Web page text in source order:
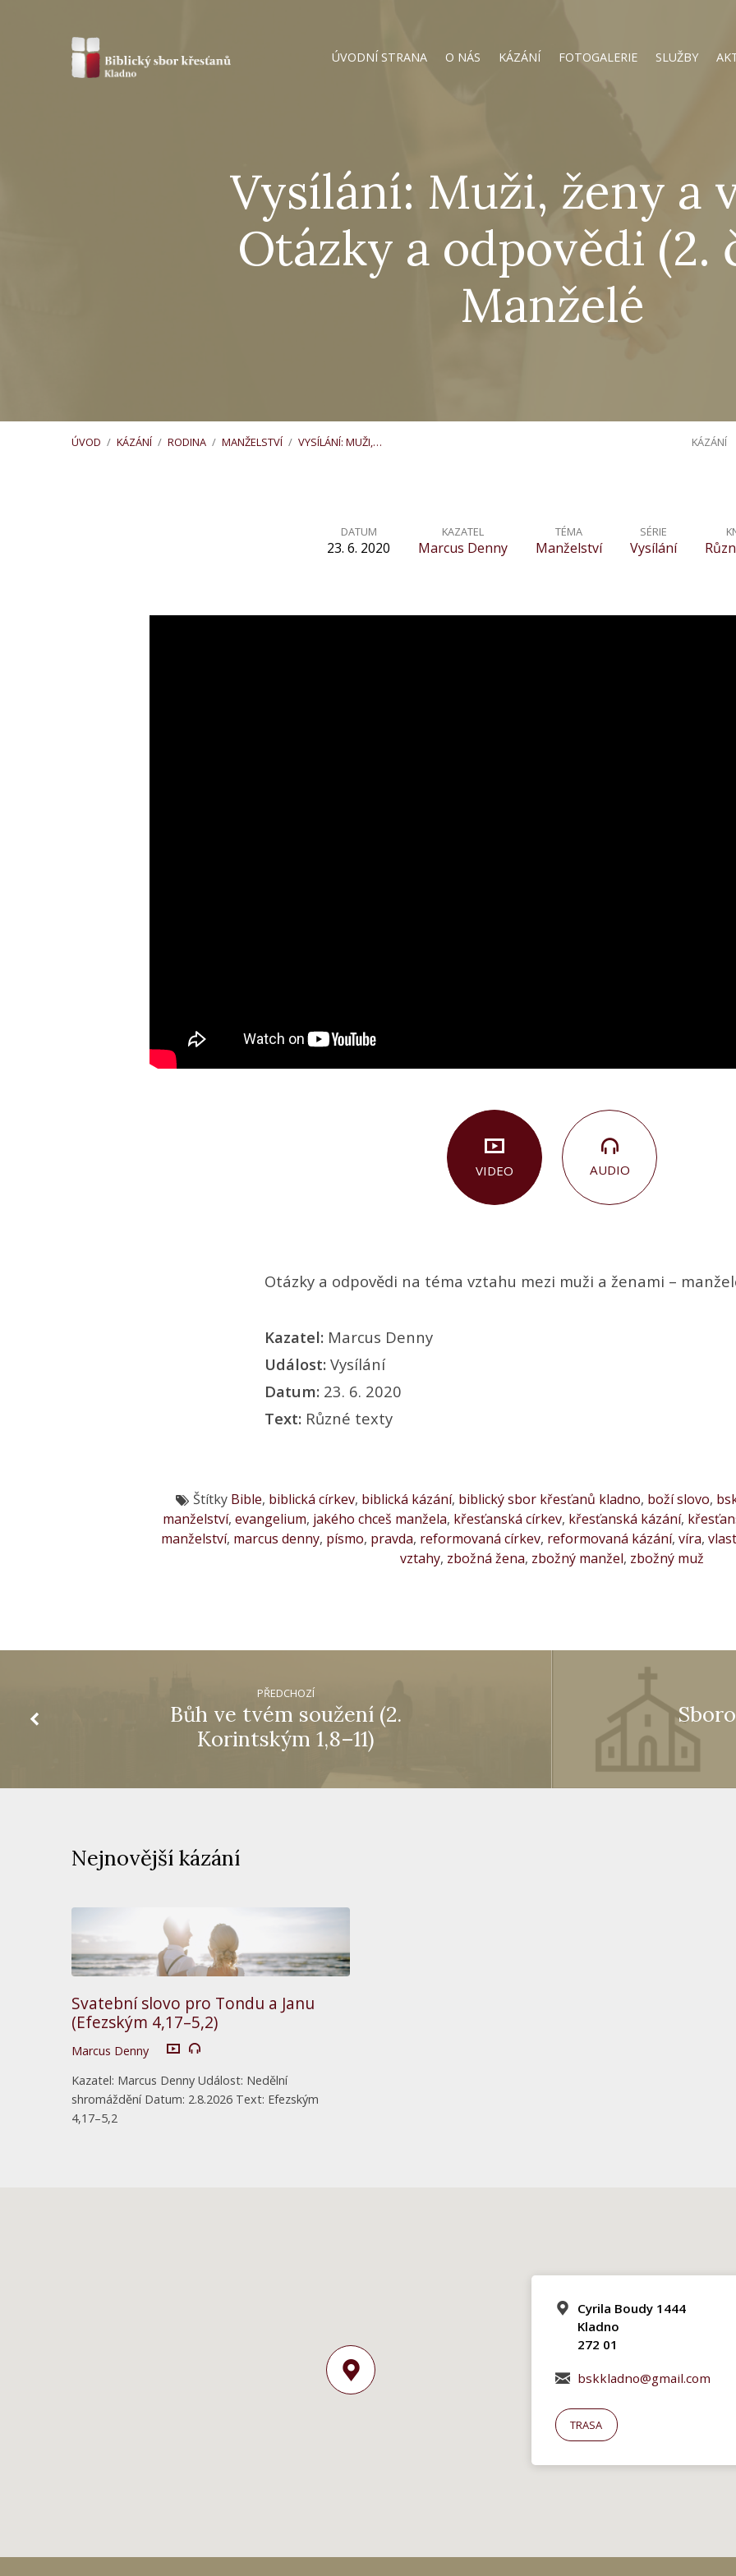
ÚVODNÍ STRANA O NÁS KÁZÁNÍ FOTOGALERIE SLUŽBY
Vysílání: Muži, ženy a
Otázky a odpovědi (2.
Manželé
ÚVOD / KÁZÁNÍ / RODINA / MANŽELSTVÍ / VYSÍLÁNÍ: MUŽI,… KÁZÁNÍ
Muži,
Manželé
DATUM
23. 6. 2020
KAZATEL
Marcus Denny
TÉMA
Manželství
SÉRIE
Vysílání
VIDEO AUDIO
Otázky a odpovědi na téma vztahu mezi muži a ženami –
Kazatel: Marcus Denny
Událost: Vysílání
Datum: 23. 6. 2020
Text: Různé texty
Štítky Bible, biblická církev, biblická kázání, biblický sbor křesťanů kladno, boží slovo,
manželství, evangelium, jakého chceš manžela, křesťanská církev, křesťanská kázání,
manželství, marcus denny, písmo, pravda, reformovaná církev, reformovaná kázání, víra,
vztahy, zbožná žena, zbožný manžel, zbožný muž
PŘEDCHOZÍ
Bůh ve tvém soužení (2.
Korintským 1,8–11)
Nejnovější kázání
Svatební slovo pro Tondu a Janu
(Efezským 4,17–5,2)
Marcus Denny
Kazatel: Marcus Denny Událost: Nedělní
shromáždění Datum: 2.8.2026 Text: Efezským
4,17–5,2
Cyrila Boudy 1444
Kladno
272 01
bskkladno@gmail.com
TRASA